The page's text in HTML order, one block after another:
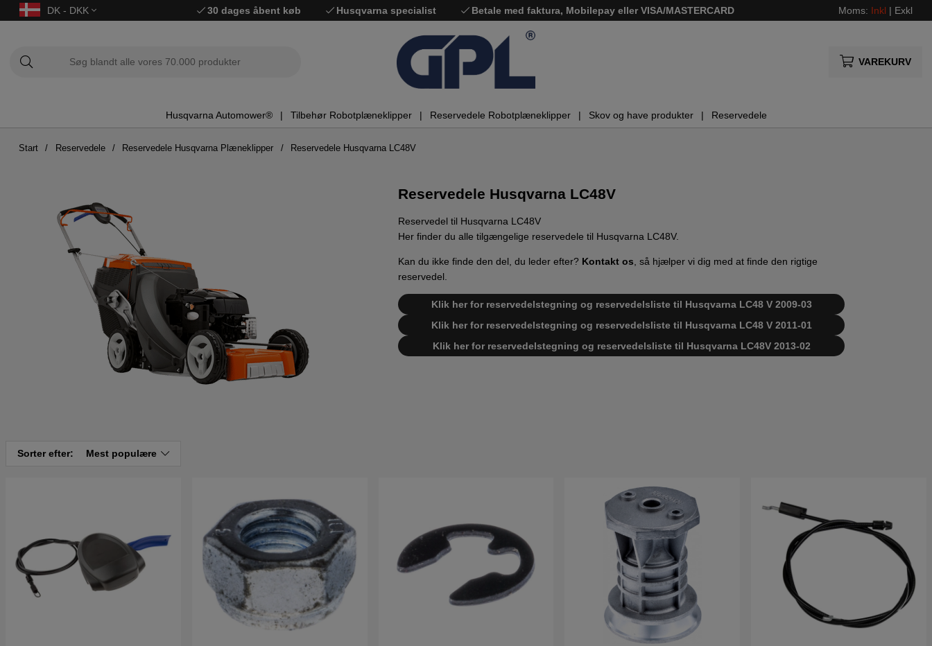
DK - DKK 30 dages åbent køb Husqvarna specialist Betale med faktura, Mobilepay eller VISA/MASTERCARD Moms: Inkl | Exkl
VAREKURV
Husqvarna Automower® Tilbehør Robotplæneklipper Reservedele Robotplæneklipper Skov og have produkter Reservedele
Start Reservedele Reservedele Husqvarna Plæneklipper Reservedele Husqvarna LC48V
Reservedele Husqvarna LC48V
Reservedel til Husqvarna LC48V
Her finder du alle tilgængelige reservedele til Husqvarna LC48V.
Kan du ikke finde den del, du leder efter? Kontakt os, så hjælper vi dig med at finde den rigtige
reservedel.
Klik her for reservedelstegning og reservedelsliste til Husqvarna LC48 V 2009-03
Klik her for reservedelstegning og reservedelsliste til Husqvarna LC48 V 2011-01
Klik her for reservedelstegning og reservedelsliste til Husqvarna LC48V 2013-02
Sorter efter: Mest populære